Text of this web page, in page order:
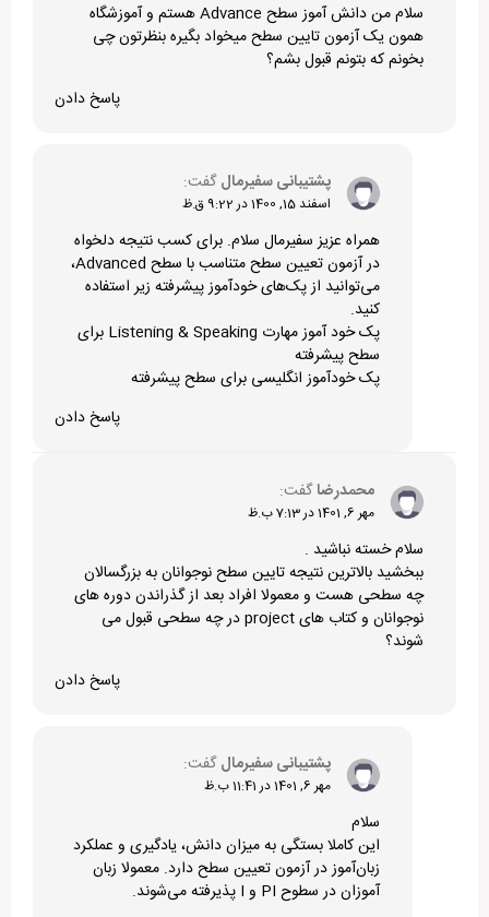
سلام من‌ دانش آموز سطح Advance هستم و آموزشگاه
همون یک آزمون تایین سطح میخواد بگیره بنظرتون چی
بخونم که بتونم قبول بشم؟
پاسخ دادن
پشتیبانی سفیرمال گفت:
اسفند 15, 1400 در 9:22 ق.ظ
همراه عزیز سفیرمال سلام. برای کسب نتیجه دلخواه
در آزمون تعیین سطح متناسب با سطح Advanced،
می‌توانید از پک‌های خودآموز پیشرفته زیر استفاده
کنید.
پک خود آموز مهارت Listening & Speaking برای
سطح پیشرفته
پک خودآموز انگلیسی برای سطح پیشرفته
پاسخ دادن
محمدرضا گفت:
مهر 6, 1401 در 7:13 ب.ظ
سلام خسته نباشید .
ببخشید بالاترین نتیجه تایین سطح نوجوانان به بزرگسالان
چه سطحی هست و معمولا افراد بعد از گذراندن دوره های
نوجوانان و کتاب های project در چه سطحی قبول می
شوند؟
پاسخ دادن
پشتیبانی سفیرمال گفت:
مهر 6, 1401 در 11:41 ب.ظ
سلام
این کاملا بستگی به میزان دانش، یادگیری و عملکرد
زبان‌آموز در آزمون تعیین سطح دارد. معمولا زبان
آموزان در سطوح PI و I پذیرفته می‌شوند.